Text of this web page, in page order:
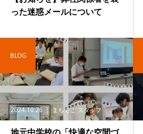
った迷惑メールについて
2024.10.26 まちでこ スタッフ
BLOG